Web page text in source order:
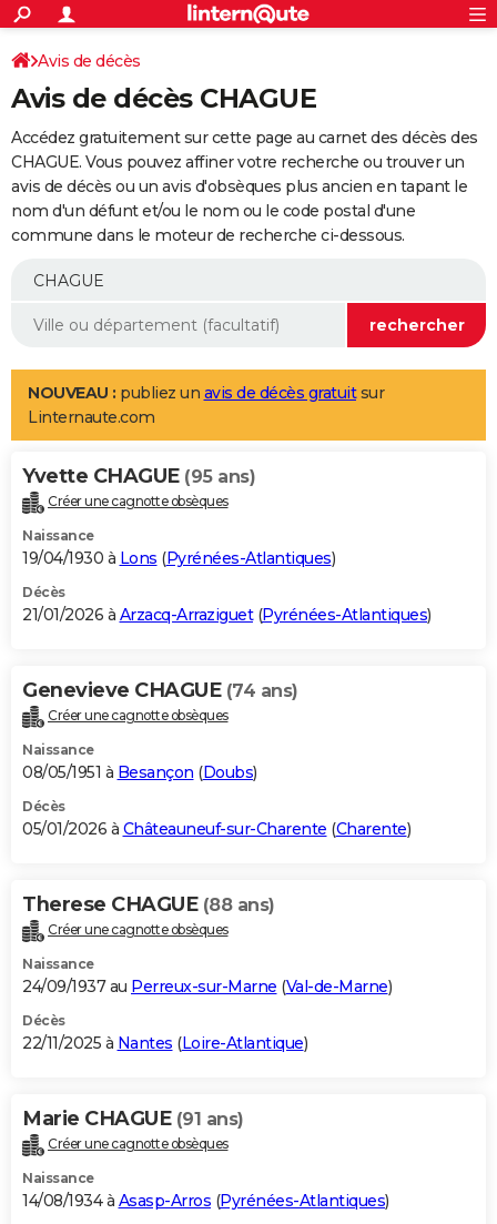
ACTUALITÉS
Politique
Société
Faits Divers
Education
Monde
Villes
+
SPORT
Coupe du monde 2026
Football
Tennis
Cyclisme
Rugby
Forum
Programme TV
TNT
Streaming
Cinéma
Sorties cinéma
Musique
+
FINANCE
Retraite
Epargne
Immobilier
Risques naturels par ville
Banque
Assurance
AUTO
Essais
Réserver un essai
Citadines
Berlines
SUV
Forum auto
+
Mobiles
Meilleur smartphone
Internet
Ordinateurs
Jeux vidéo
Guide high-tech
Aménagement intérieur
LIFESTYLE
Art de vivre
Bien-être
Loisirs
Mode
Modes de vie
Alimentation
Guide de la santé
Maladies
Médicaments
Sommeil
VOYAGE
Destinations
City break
Voyage nature
Voyage de noces
Forum
Climat
+PHOTO
GUIDES D'ACHAT
BONS PLANS
Carte de Noël
Carte Bonne année
Carte Saint-Valentin
Carte Pâques
Carte d'anniversaire
DICTIONNAIRE
Dictionnaire
Biographies
Citations
Expressions
Proverbes
PROGRAMME TV
S'inscrire
Se connecter
Lycées
Collèges
Primaires
Universités
Entreprises
Service militaire
Avis de recherche
AVIS DE DÉCÈS
Bricolage
Lifestyle
Culture
Sport
Auto
Television
Voyage
Cinema
Avis de décès
Avis de décès CHAGUE
Accédez gratuitement sur cette page au carnet des décès des
CHAGUE. Vous pouvez affiner votre recherche ou trouver un
avis de décès ou un avis d'obsèques plus ancien en tapant le
nom d'un défunt et/ou le nom ou le code postal d'une
commune dans le moteur de recherche ci-dessous.
NOUVEAU : publiez un avis de décès gratuitsur
Linternaute.com
Yvette CHAGUE (95 ans)
Créer une cagnotte obsèques
Naissance
19/04/1930 à Lons (Pyrénées-Atlantiques)
Décès
21/01/2026 à Arzacq-Arraziguet(Pyrénées-Atlantiques)
Genevieve CHAGUE (74 ans)
Créer une cagnotte obsèques
Naissance
08/05/1951 à Besançon (Doubs)
Décès
05/01/2026 à Châteauneuf-sur-Charente (Charente)
Therese CHAGUE (88 ans)
Créer une cagnotte obsèques
Naissance
24/09/1937 au Perreux-sur-Marne (Val-de-Marne)
Décès
22/11/2025 à Nantes (Loire-Atlantique)
Marie CHAGUE (91 ans)
Créer une cagnotte obsèques
Naissance
14/08/1934 à Asasp-Arros (Pyrénées-Atlantiques)